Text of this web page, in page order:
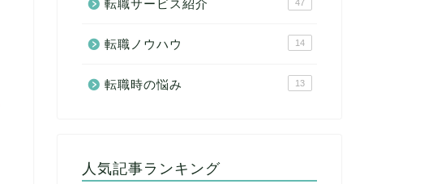
転職サービス紹介 47
転職ノウハウ 14
転職時の悩み 13
人気記事ランキング